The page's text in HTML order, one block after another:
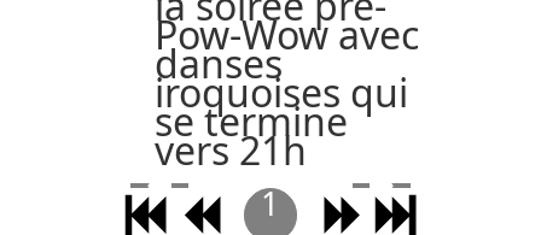
Pow-Wow avec
danses
iroquoises qui
se termine
vers 21h
1